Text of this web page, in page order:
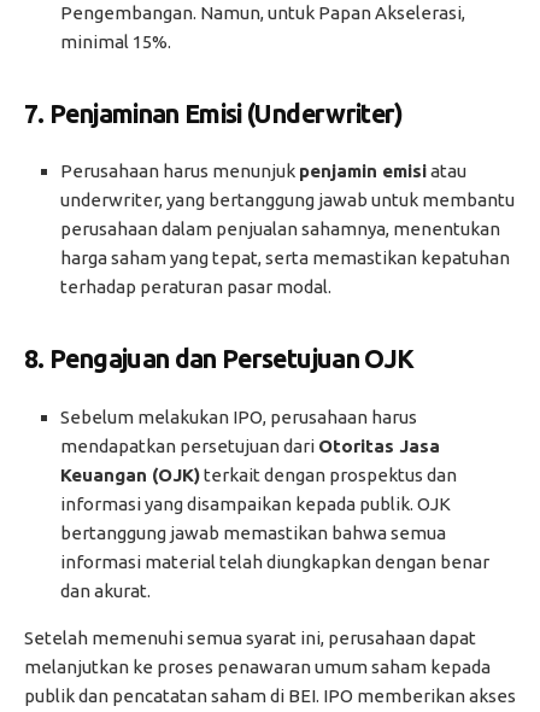
Pengembangan. Namun, untuk Papan Akselerasi,
minimal 15%.
7. Penjaminan Emisi (Underwriter)
Perusahaan harus menunjuk penjamin emisiatau
underwriter, yang bertanggung jawab untuk membantu
perusahaan dalam penjualan sahamnya, menentukan
harga saham yang tepat, serta memastikan kepatuhan
terhadap peraturan pasar modal.
8. Pengajuan dan Persetujuan OJK
Sebelum melakukan IPO, perusahaan harus
mendapatkan persetujuan dari Otoritas Jasa
Keuangan (OJK)terkait dengan prospektus dan
informasi yang disampaikan kepada publik. OJK
bertanggung jawab memastikan bahwa semua
informasi material telah diungkapkan dengan benar
dan akurat.
Setelah memenuhi semua syarat ini, perusahaan dapat
melanjutkan ke proses penawaran umum saham kepada
publik dan pencatatan saham di BEI. IPO memberikan akses